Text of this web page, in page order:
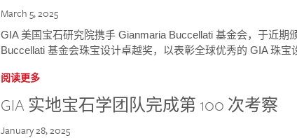
March 5, 2025
GIA 美国宝石研究院携手 Gianmaria Buccellati 基金会，于近期
Buccellati 基金会珠宝设计卓越奖，以表彰全球优秀的 GIA 珠宝
阅读更多
GIA 实地宝石学团队完成第 100 次考察
January 28, 2025